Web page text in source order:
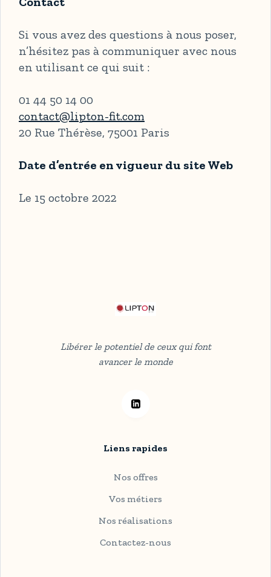
Si vous avez des questions à nous poser,
n’hésitez pas à communiquer avec nous
en utilisant ce qui suit :
01 44 50 14 00
contact@lipton-fit.com
20 Rue Thérèse, 75001 Paris
Date d’entrée en vigueur du site Web
Le 15 octobre 2022
Libérer le potentiel de ceux qui font
avancer le monde
Liens rapides
Nos offres
Vos métiers
Nos réalisations
Contactez-nous